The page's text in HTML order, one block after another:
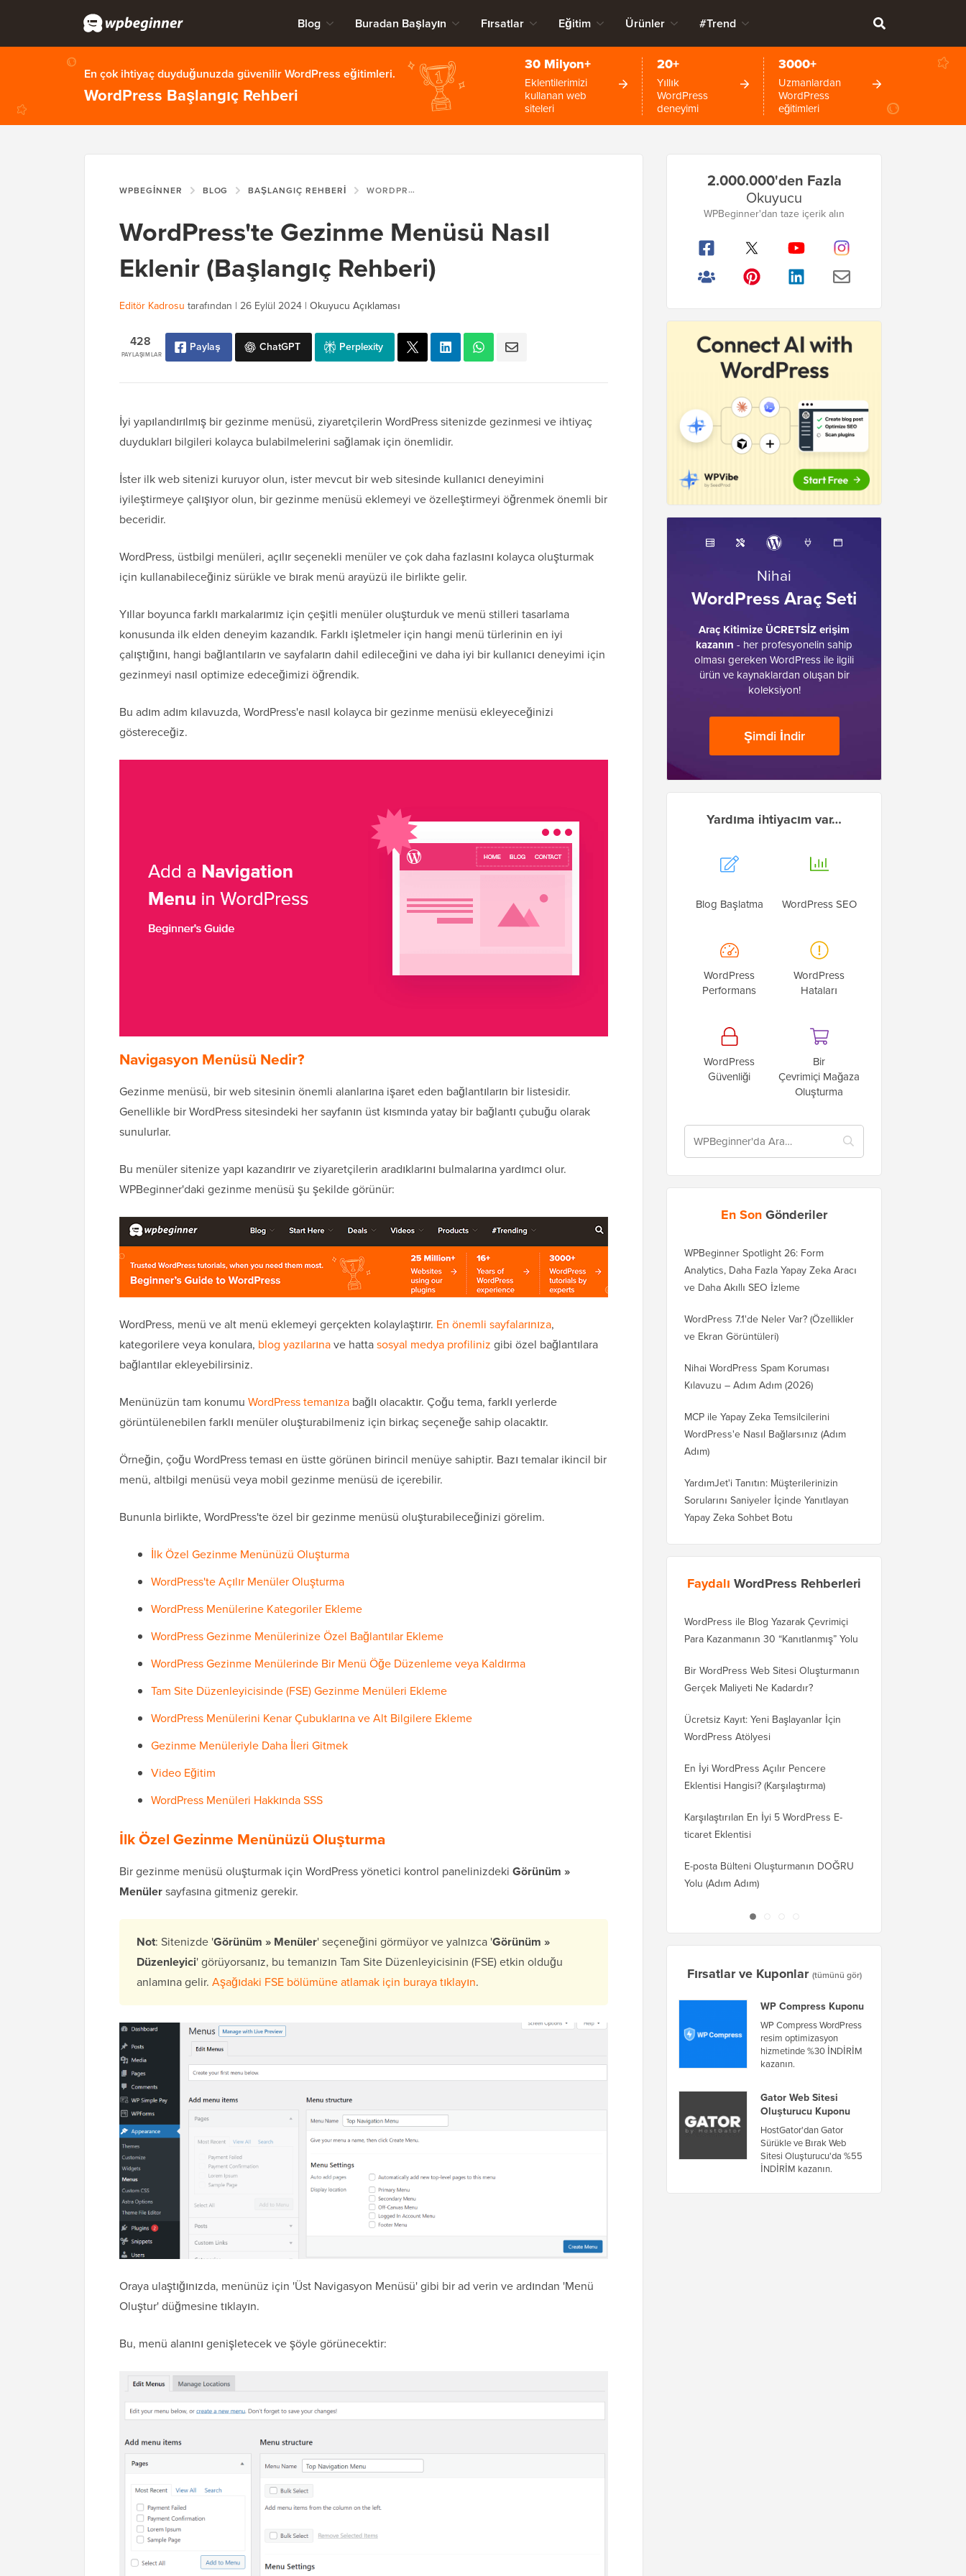
Blog Buradan Başlayın Fırsatlar Eğitim Ürünler #Trend
En çok ihtiyaç duyduğunuzda güvenilir WordPress eğitimleri.
WordPress Başlangıç Rehberi
30 Milyon+
Eklentilerimizi
kullanan web
siteleri
20+
Yıllık
WordPress
deneyimi
3000+
Uzmanlardan
WordPress
eğitimleri
WPBEGINNER BLOG BAŞLANGIÇ REHBERI WORDPRESS'TE GEZINME MENÜSÜ NASIL EKLENIR (BAŞLANGIÇ REHBERI)
WordPress'te Gezinme Menüsü Nasıl
Eklenir (Başlangıç Rehberi)
Editör Kadrosu tarafından | 26 Eylül 2024 | Okuyucu Açıklaması
PAYLAŞIMLAR
428 Paylaş ChatGPT Perplexity
İyi yapılandırılmış bir gezinme menüsü, ziyaretçilerin WordPress sitenizde gezinmesi ve ihtiyaç
duydukları bilgileri kolayca bulabilmelerini sağlamak için önemlidir.
İster ilk web sitenizi kuruyor olun, ister mevcut bir web sitesinde kullanıcı deneyimini
iyileştirmeye çalışıyor olun, bir gezinme menüsü eklemeyi ve özelleştirmeyi öğrenmek önemli bir
beceridir.
WordPress, üstbilgi menüleri, açılır seçenekli menüler ve çok daha fazlasını kolayca oluşturmak
için kullanabileceğiniz sürükle ve bırak menü arayüzü ile birlikte gelir.
Yıllar boyunca farklı markalarımız için çeşitli menüler oluşturduk ve menü stilleri tasarlama
konusunda ilk elden deneyim kazandık. Farklı işletmeler için hangi menü türlerinin en iyi
çalıştığını, hangi bağlantıların ve sayfaların dahil edileceğini ve daha iyi bir kullanıcı deneyimi için
gezinmeyi nasıl optimize edeceğimizi öğrendik.
Bu adım adım kılavuzda, WordPress'e nasıl kolayca bir gezinme menüsü ekleyeceğinizi
göstereceğiz.
Navigasyon Menüsü Nedir?
Gezinme menüsü, bir web sitesinin önemli alanlarına işaret eden bağlantıların bir listesidir.
Genellikle bir WordPress sitesindeki her sayfanın üst kısmında yatay bir bağlantı çubuğu olarak
sunulurlar.
Bu menüler sitenize yapı kazandırır ve ziyaretçilerin aradıklarını bulmalarına yardımcı olur.
WPBeginner'daki gezinme menüsü şu şekilde görünür:
WordPress, menü ve alt menü eklemeyi gerçekten kolaylaştırır. En önemli sayfalarınıza,
kategorilere veya konulara, blog yazılarınave hattasosyal medya profiliniz gibi özel bağlantılara
bağlantılar ekleyebilirsiniz.
Menünüzün tam konumu WordPress temanıza bağlı olacaktır. Çoğu tema, farklı yerlerde
görüntülenebilen farklı menüler oluşturabilmeniz için birkaç seçeneğe sahip olacaktır.
Örneğin, çoğu WordPress teması en üstte görünen birincil menüye sahiptir. Bazı temalar ikincil bir
menü, altbilgi menüsü veya mobil gezinme menüsü de içerebilir.
Bununla birlikte, WordPress'te özel bir gezinme menüsü oluşturabileceğinizi görelim.
İlk Özel Gezinme Menünüzü Oluşturma
WordPress'te Açılır Menüler Oluşturma
WordPress Menülerine Kategoriler Ekleme
WordPress Gezinme Menülerinize Özel Bağlantılar Ekleme
WordPress Gezinme Menülerinde Bir Menü Öğe Düzenleme veya Kaldırma
Tam Site Düzenleyicisinde (FSE) Gezinme Menüleri Ekleme
WordPress Menülerini Kenar Çubuklarına ve Alt Bilgilere Ekleme
Gezinme Menüleriyle Daha İleri Gitmek
Video Eğitim
WordPress Menüleri Hakkında SSS
İlk Özel Gezinme Menünüzü Oluşturma
Bir gezinme menüsü oluşturmak için WordPress yönetici kontrol panelinizdeki Görünüm »
Menülersayfasına gitmeniz gerekir.
Not: Sitenizde 'Görünüm » Menüler' seçeneğini görmüyor ve yalnızca 'Görünüm »
Düzenleyici' görüyorsanız, bu temanızın Tam Site Düzenleyicisinin (FSE) etkin olduğu
anlamına gelir. Aşağıdaki FSE bölümüne atlamak için buraya tıklayın.
Oraya ulaştığınızda, menünüz için 'Üst Navigasyon Menüsü' gibi bir ad verin ve ardından 'Menü
Oluştur' düğmesine tıklayın.
Bu, menü alanını genişletecek ve şöyle görünecektir:
Kenar
Çubuğu
2.000.000'den Fazla
Okuyucu
WPBeginner'dan taze içerik alın
Nihai
WordPress Araç Seti
Araç Kitimize ÜCRETSİZ erişim
kazanın - her profesyonelin sahip
olması gereken WordPress ile ilgili
ürün ve kaynaklardan oluşan bir
koleksiyon!
Şimdi İndir
Yardıma ihtiyacım var…
Blog Başlatma WordPress SEO
WordPress
Performans
WordPress
Hataları
WordPress
Güvenliği
Bir
Çevrimiçi Mağaza
Oluşturma
En SonGönderiler
WPBeginner Spotlight 26: Form
Analytics, Daha Fazla Yapay Zeka Aracı
ve Daha Akıllı SEO İzleme
WordPress 7.1'de Neler Var? (Özellikler
ve Ekran Görüntüleri)
Nihai WordPress Spam Koruması
Kılavuzu – Adım Adım (2026)
MCP ile Yapay Zeka Temsilcilerini
WordPress'e Nasıl Bağlarsınız (Adım
Adım)
YardımJet'i Tanıtın: Müşterilerinizin
Sorularını Saniyeler İçinde Yanıtlayan
Yapay Zeka Sohbet Botu
Faydalı WordPress Rehberleri
WordPress ile Blog Yazarak Çevrimiçi
Para Kazanmanın 30 “Kanıtlanmış” Yolu
Bir WordPress Web Sitesi Oluşturmanın
Gerçek Maliyeti Ne Kadardır?
Ücretsiz Kayıt: Yeni Başlayanlar İçin
WordPress Atölyesi
En İyi WordPress Açılır Pencere
Eklentisi Hangisi? (Karşılaştırma)
Karşılaştırılan En İyi 5 WordPress E-
ticaret Eklentisi
E-posta Bülteni Oluşturmanın DOĞRU
Yolu (Adım Adım)
Fırsatlar ve Kuponlar (tümünü gör)
WP Compress Kuponu
WP Compress WordPress
resim optimizasyon
hizmetinde %30 İNDİRİM
kazanın.
Gator Web Sitesi
Oluşturucu Kuponu
HostGator'dan Gator
Sürükle ve Bırak Web
Sitesi Oluşturucu'da %55
İNDİRİM kazanın.